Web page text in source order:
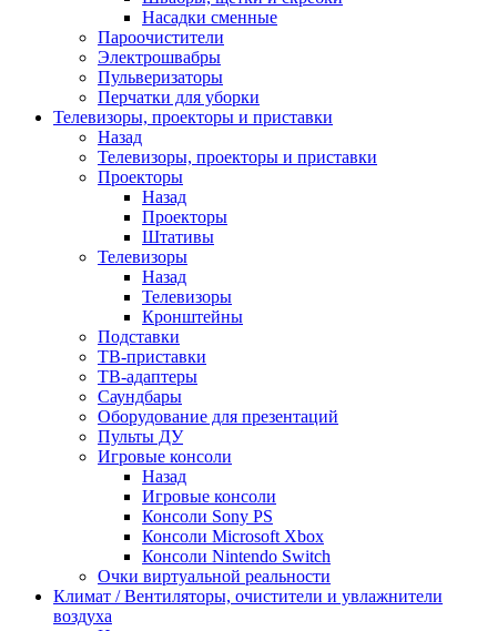
Насадки сменные
Пароочистители
Электрошвабры
Пульверизаторы
Перчатки для уборки
Телевизоры, проекторы и приставки
Назад
Телевизоры, проекторы и приставки
Проекторы
Назад
Проекторы
Штативы
Телевизоры
Назад
Телевизоры
Кронштейны
Подставки
ТВ-приставки
ТВ-адаптеры
Саундбары
Оборудование для презентаций
Пульты ДУ
Игровые консоли
Назад
Игровые консоли
Консоли Sony PS
Консоли Microsoft Xbox
Консоли Nintendo Switch
Очки виртуальной реальности
Климат / Вентиляторы, очистители и увлажнители
воздуха